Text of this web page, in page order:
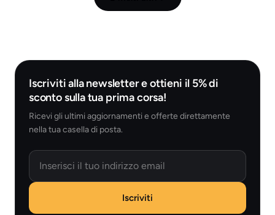
Iscriviti alla newsletter e ottieni il 5% di
sconto sulla tua prima corsa!
Ricevi gli ultimi aggiornamenti e offerte direttamente
nella tua casella di posta.
Email
Iscriviti